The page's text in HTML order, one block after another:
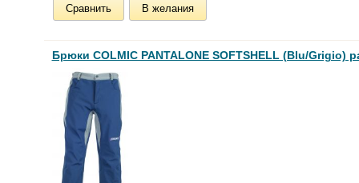
Сравнить В желания
Брюки COLMIC PANTALONE SOFTSHELL (Blu/Grigio)